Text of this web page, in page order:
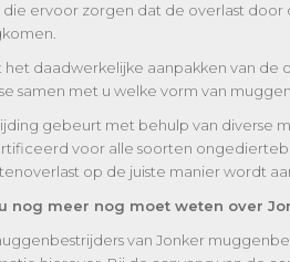
die ervoor zorgen dat de overlast
het daadwerkelijke aanpakken van
samen met u welke vorm van
gebeurt met behulp van diverse
voor alle soorten
op de juiste manier wordt
nog meer nog moet weten over
van Jonker